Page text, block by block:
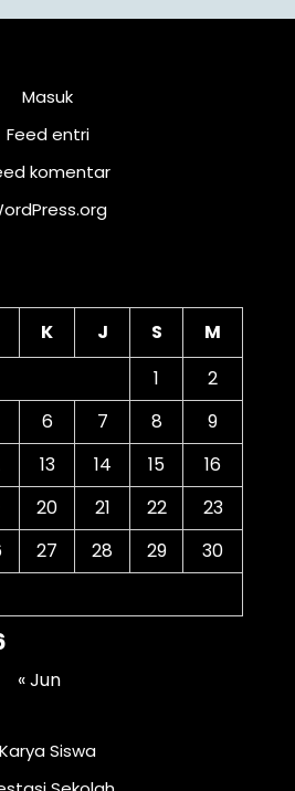
Masuk
Feed entri
komentar
K J S
M
1
2
6 7 8
9
13 14 15
16
20 21 22
23
27 28 29
30
« Jun
Karya Siswa